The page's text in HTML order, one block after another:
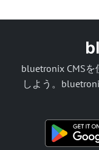
bluetronix CMS
しよう。